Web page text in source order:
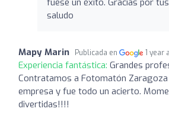
saludo
Mapy Marin Publicada en 1 year
Experiencia fantástica: Grandes
Contratamos a Fotomatón
empresa y fue todo un acierto.
divertidas!!!!